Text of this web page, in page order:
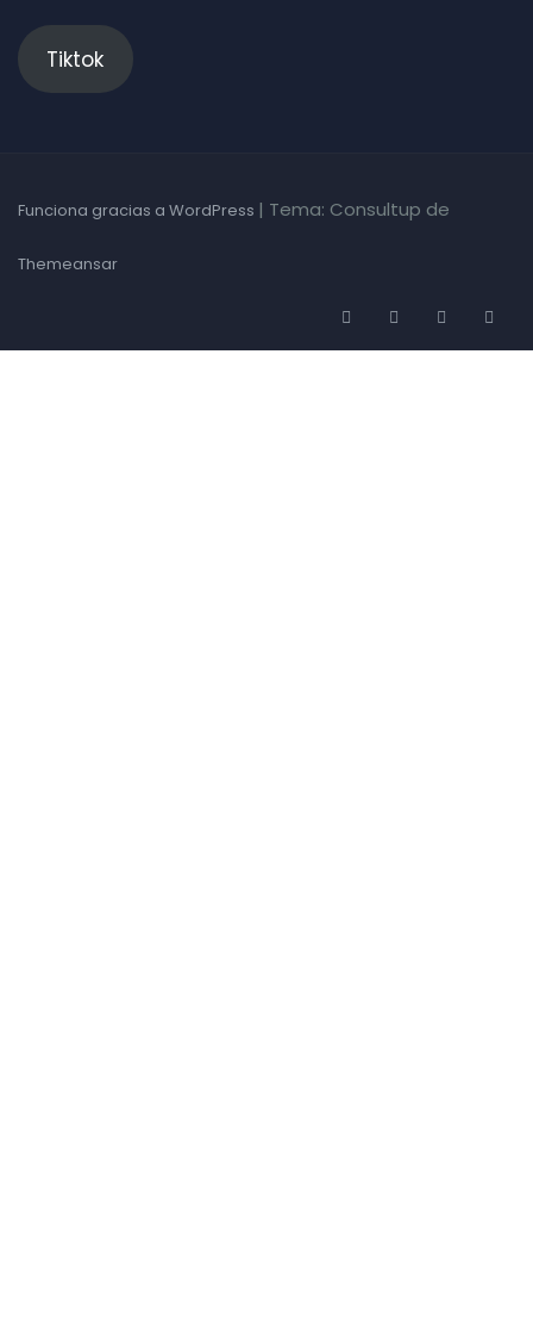
Tiktok
Funciona gracias a WordPress | Tema: Consultup de
Themeansar